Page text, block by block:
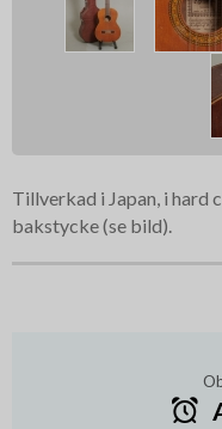
Tillverkad i Japan, i hard
bakstycke (se bild).